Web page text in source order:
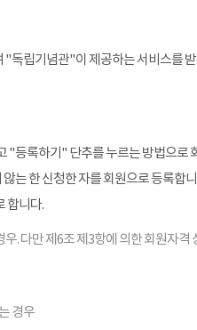
립기념관"이 제공하는 서비스를 받
"등록하기" 단추를 누르는 방법으로
는 한 신청한 자를 회원으로 등록합
합니다.
. 다만 제6조 제3항에 의한 회원자격
경우